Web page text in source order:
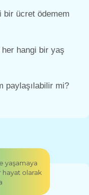
bir ücret ödemem
hangi bir yaş
paylaşılabilir mi?
yaşamaya
hayat olarak